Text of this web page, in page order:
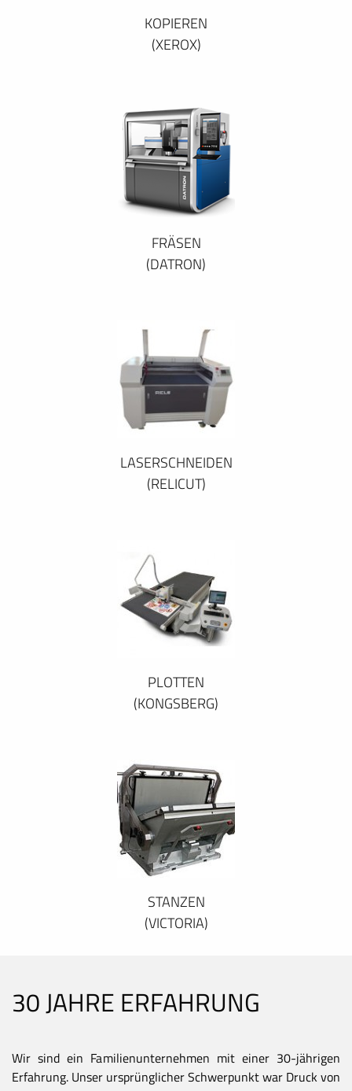
KOPIEREN
(XEROX)
FRÄSEN
(DATRON)
LASERSCHNEIDEN
(RELICUT)
PLOTTEN
(KONGSBERG)
STANZEN
(VICTORIA)
30 JAHRE ERFAHRUNG
Wir sind ein Familienunternehmen mit einer 30-jährigen
Erfahrung. Unser ursprünglicher Schwerpunkt war Druck von